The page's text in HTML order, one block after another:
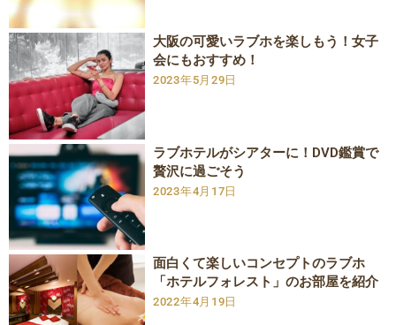
大阪の可愛いラブホを楽しもう！女子
会にもおすすめ！
2023年5月29日
ラブホテルがシアターに！DVD鑑賞で
贅沢に過ごそう
2023年4月17日
面白くて楽しいコンセプトのラブホ
「ホテルフォレスト」のお部屋を紹介
2022年4月19日